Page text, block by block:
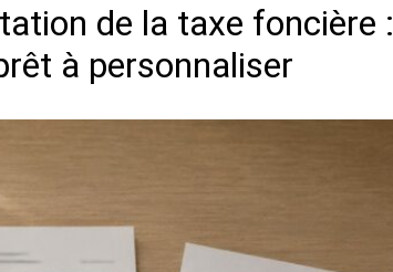
de la taxe foncière :
à personnaliser